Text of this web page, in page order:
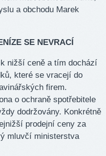
a obchodu Marek
SE NEVRACÍ
nižší ceně a tím dochází
které se vracejí do
firem.
o ochraně spotřebitele
dodržovány. Konkrétně
prodejní ceny za
mluvčí ministerstva